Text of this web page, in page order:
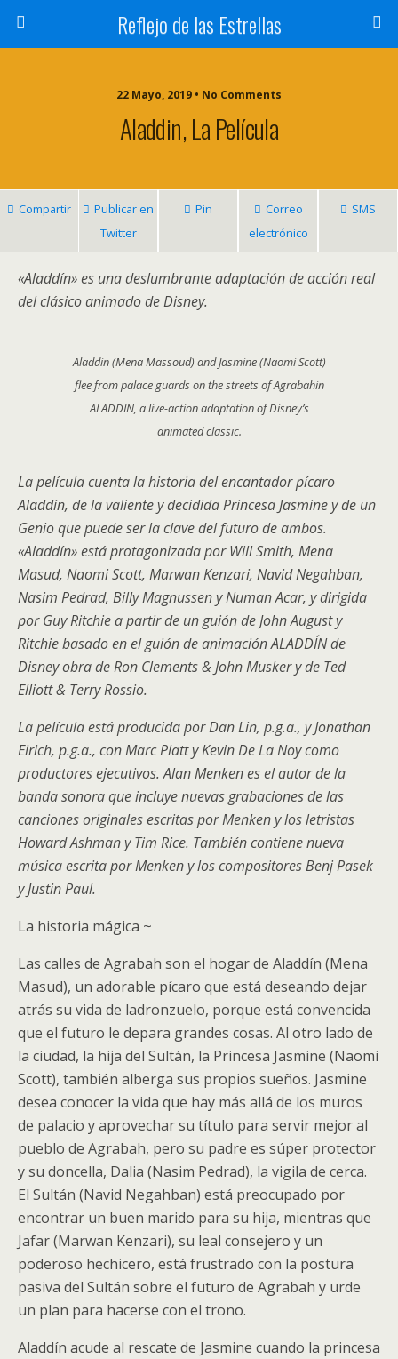
Reflejo de las Estrellas
22 Mayo, 2019 • No Comments
Aladdin, La Película
Compartir
Publicar en
Twitter
Pin
Correo
electrónico
SMS
«Aladdín» es una deslumbrante adaptación de acción real
del clásico animado de Disney.
Aladdin (Mena Massoud) and Jasmine (Naomi Scott)
flee from palace guards on the streets of Agrabahin
ALADDIN, a live-action adaptation of Disney’s
animated classic.
La película cuenta la historia del encantador pícaro
Aladdín, de la valiente y decidida Princesa Jasmine y de un
Genio que puede ser la clave del futuro de ambos.
«Aladdín» está protagonizada por Will Smith, Mena
Masud, Naomi Scott, Marwan Kenzari, Navid Negahban,
Nasim Pedrad, Billy Magnussen y Numan Acar, y dirigida
por Guy Ritchie a partir de un guión de John August y
Ritchie basado en el guión de animación ALADDÍN de
Disney obra de Ron Clements & John Musker y de Ted
Elliott & Terry Rossio.
La película está producida por Dan Lin, p.g.a., y Jonathan
Eirich, p.g.a., con Marc Platt y Kevin De La Noy como
productores ejecutivos.Alan Menken es el autor de la
banda sonora que incluye nuevas grabaciones de las
canciones originales escritas por Menken y los letristas
Howard Ashman y Tim Rice. También contiene nueva
música escrita por Menken y los compositores Benj Pasek
y Justin Paul.
La historia mágica ~
Las calles de Agrabah son el hogar de Aladdín (Mena
Masud), un adorable pícaro que está deseando dejar
atrás su vida de ladronzuelo, porque está convencida
que el futuro le depara grandes cosas. Al otro lado de
la ciudad, la hija del Sultán, la Princesa Jasmine (Naomi
Scott), también alberga sus propios sueños. Jasmine
desea conocer la vida que hay más allá de los muros
de palacio y aprovechar su título para servir mejor al
pueblo de Agrabah, pero su padre es súper protector
y su doncella, Dalia (Nasim Pedrad), la vigila de cerca.
El Sultán (Navid Negahban) está preocupado por
encontrar un buen marido para su hija, mientras que
Jafar (Marwan Kenzari), su leal consejero y un
poderoso hechicero, está frustrado con la postura
pasiva del Sultán sobre el futuro de Agrabah y urde
un plan para hacerse con el trono.
Aladdín acude al rescate de Jasmine cuando la princesa